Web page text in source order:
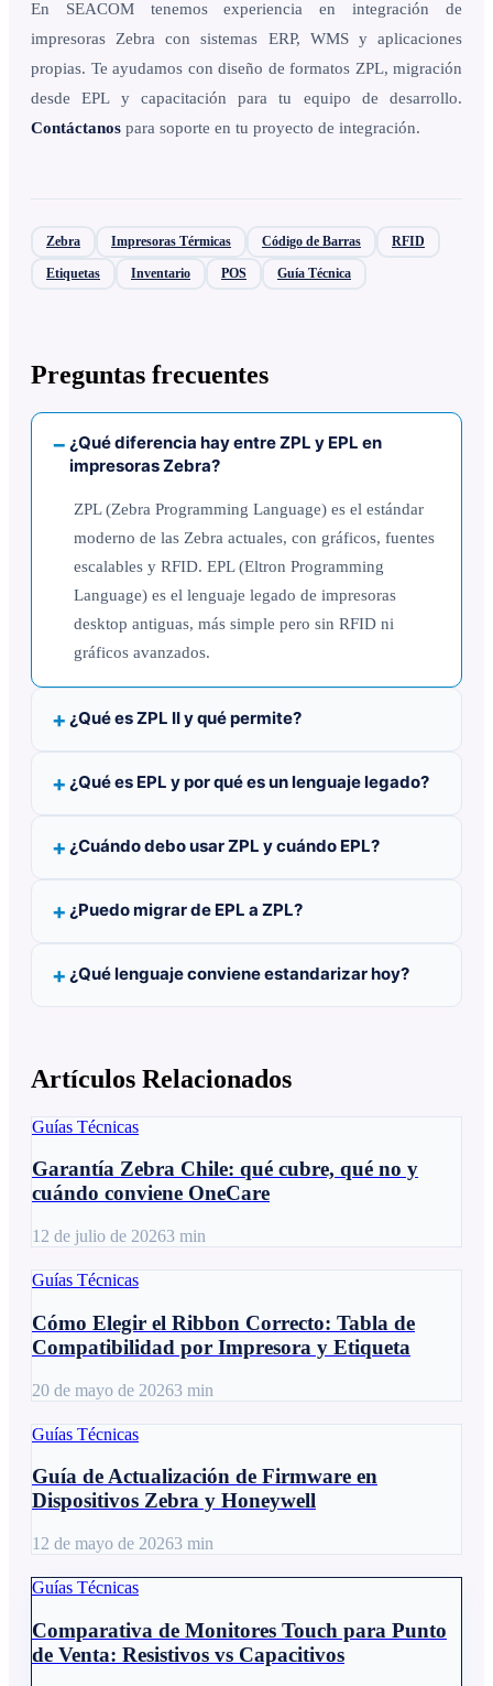
En SEACOM tenemos experiencia en integración de
impresoras Zebra con sistemas ERP, WMS y aplicaciones
propias. Te ayudamos con diseño de formatos ZPL, migración
desde EPL y capacitación para tu equipo de desarrollo.
Contáctanos para soporte en tu proyecto de integración.
Zebra Impresoras Térmicas Código de Barras RFID
Etiquetas Inventario POS Guía Técnica
Preguntas frecuentes
¿Qué diferencia hay entre ZPL y EPL en
impresoras Zebra?
ZPL (Zebra Programming Language) es el estándar
moderno de las Zebra actuales, con gráficos, fuentes
escalables y RFID. EPL (Eltron Programming
Language) es el lenguaje legado de impresoras
desktop antiguas, más simple pero sin RFID ni
gráficos avanzados.
¿Qué es ZPL II y qué permite?
¿Qué es EPL y por qué es un lenguaje legado?
¿Cuándo debo usar ZPL y cuándo EPL?
¿Puedo migrar de EPL a ZPL?
¿Qué lenguaje conviene estandarizar hoy?
Artículos Relacionados
Guías Técnicas
Garantía Zebra Chile: qué cubre, qué no y
cuándo conviene OneCare
12 de julio de 20263 min
Guías Técnicas
Cómo Elegir el Ribbon Correcto: Tabla de
Compatibilidad por Impresora y Etiqueta
20 de mayo de 20263 min
Guías Técnicas
Guía de Actualización de Firmware en
Dispositivos Zebra y Honeywell
12 de mayo de 20263 min
Guías Técnicas
Comparativa de Monitores Touch para Punto
de Venta: Resistivos vs Capacitivos